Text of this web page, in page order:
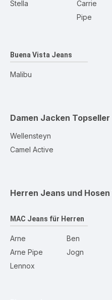
Stella
Carrie
Pipe
Buena Vista Jeans
Malibu
Damen Jacken Topseller
Wellensteyn
Camel Active
Herren Jeans und Hosen
MAC Jeans für Herren
Arne
Arne Pipe
Lennox
Ben
Jogn